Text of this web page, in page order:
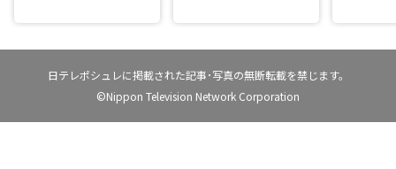
日テレポシュレに掲載された記事･写真の無断転載を禁じます。
©Nippon Television Network Corporation